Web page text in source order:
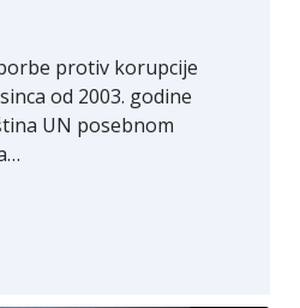
protiv korupcije
od 2003. godine
UN posebnom